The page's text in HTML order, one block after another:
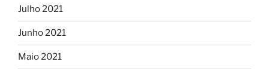
Julho 2021
Junho 2021
Maio 2021